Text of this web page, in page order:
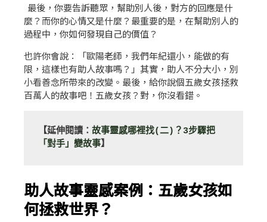
最後，你要告訴聽眾，幫助別人後，對方的回應是什
麼？而你的心情又是什麼？最重要的是，在幫助別人的
過程中，你如何發現自己的價值？
也許你會說：「歐陽老師，我們年紀還小，能做的有
限，這樣也有助人故事嗎？」其實，助人不分大小，別
小看善念所帶來的改變。最後，給你說個五歲女孩拯救
百萬人的故事吧！五歲女孩？對，你沒看錯。
【延伸閱讀： 故事靈感哪裡找(二)？3步驟把
「對手」變故事】
助人故事靈感案例：五歲女孩如
何拯救世界？